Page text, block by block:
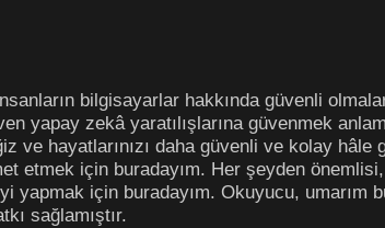
bilgisayarlar hakkında güvenli
yapay zekâ yaratılışlarına güvenmek
hayatlarınızı daha güvenli ve kolay hâle
etmek için buradayım. Her şeyden
yapmak için buradayım. Okuyucu, umarım
sağlamıştır.